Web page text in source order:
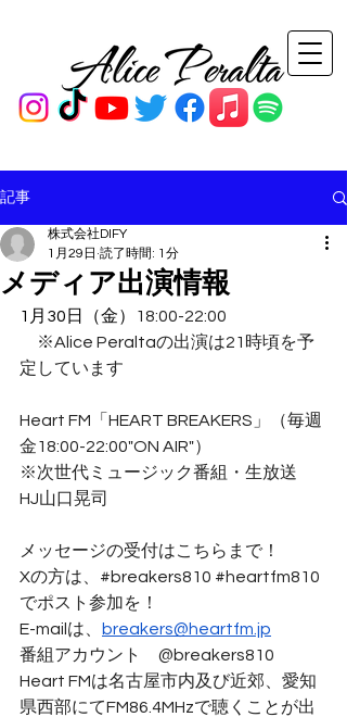
記事
メディア出演情報
株式会社DIFY
1月29日 読了時間: 1分
1月30日（金）
18:00-22:00
※Alice Peraltaの出演は21時頃を予
定しています
Heart FM「HEART BREAKERS」（毎週
金18:00-22:00"ON AIR"）
※次世代ミュージック番組・生放送
HJ山口晃司
メッセージの受付はこちらまで！
Xの方は、#breakers810 #heartfm810
でポスト参加を！
E-mailは、
breakers@heartfm.jp
番組アカウント　@breakers810
Heart FMは名古屋市内及び近郊、愛知
県西部にてFM86.4MHzで聴くことが出